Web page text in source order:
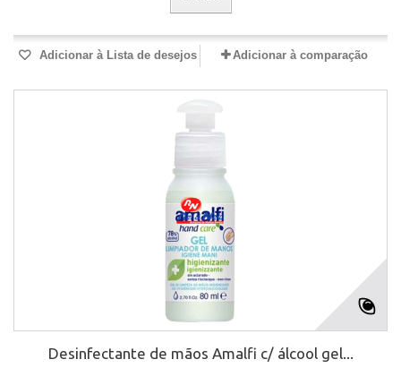
Adicionar à Lista de desejos Adicionar à comparação
Desinfectante de mãos Amalfi c/ álcool gel...